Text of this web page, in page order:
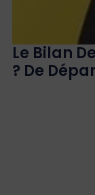
Le Bilan
? De